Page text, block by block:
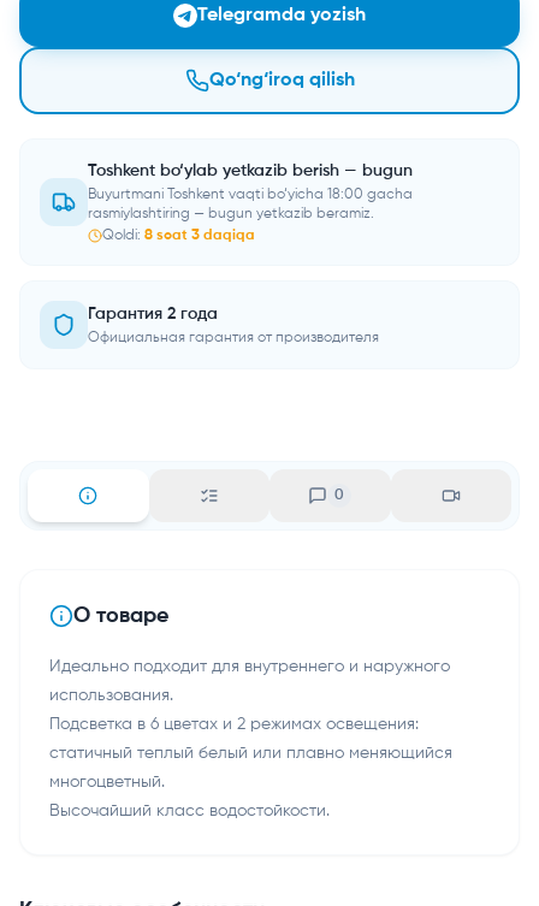
Telegramda yozish
Qo‘ng‘iroq qilish
Toshkent bo‘ylab yetkazib berish — bugun
Buyurtmani Toshkent vaqti bo‘yicha 18:00 gacha
rasmiylashtiring — bugun yetkazib beramiz.
Qoldi: 8 soat 3 daqiqa
Гарантия 2 года
Официальная гарантия от производителя
0
О товаре
Идеально подходит для внутреннего и наружного
использования.
Подсветка в 6 цветах и 2 режимах освещения:
статичный теплый белый или плавно меняющийся
многоцветный.
Высочайший класс водостойкости.